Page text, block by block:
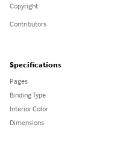
Copyright
Contributors
Specifications
Pages
Binding Type
Interior Color
Dimensions